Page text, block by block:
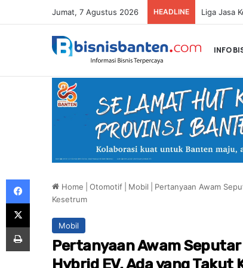
Jumat, 7 Agustus 2026 HEADLINE
INFO
Home Otomotif Mobil
Pertanyaan Awam
Kesetrum
Mobil
Pertanyaan Awam
Hybrid EV, Ada yang Takut